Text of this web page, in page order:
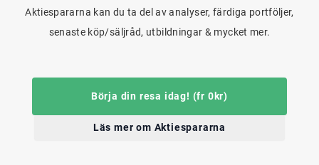
Aktiespararna kan du ta del av analyser, färdiga portföljer,
senaste köp/säljråd, utbildningar & mycket mer.
Börja din resa idag! (fr 0kr)
Läs mer om Aktiespararna